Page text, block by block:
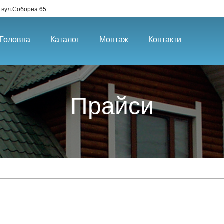
вул.Соборна 65
Головна Каталог Монтаж Контакти
Прайси